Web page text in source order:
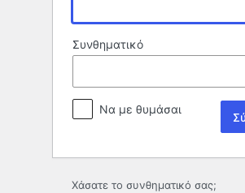
Συνθηματικό
Να με θυμάσαι
Χάσατε το συνθηματικό σας;